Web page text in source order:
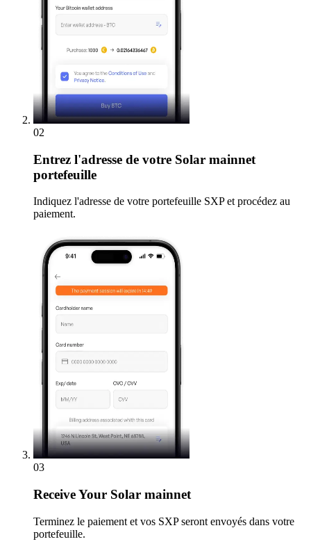
02
Entrez l'adresse de votre Solar mainnet
portefeuille
Indiquez l'adresse de votre portefeuille SXP et procédez au
paiement.
03
ReceiveYour Solar mainnet
Terminez le paiement et vos SXP seront envoyés dans votre
portefeuille.